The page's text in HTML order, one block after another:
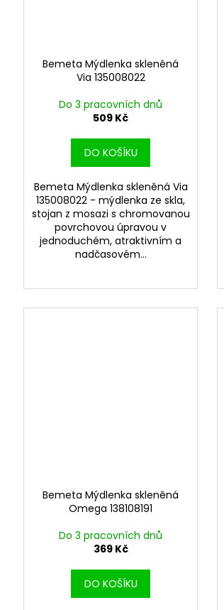
Bemeta Mýdlenka skleněná
Via 135008022
Do 3 pracovních dnů
509 Kč
DO KOŠÍKU
Bemeta Mýdlenka skleněná Via
135008022 - mýdlenka ze skla,
stojan z mosazi s chromovanou
povrchovou úpravou v
jednoduchém, atraktivním a
nadčasovém...
Bemeta Mýdlenka skleněná
Omega 138108191
Do 3 pracovních dnů
369 Kč
DO KOŠÍKU